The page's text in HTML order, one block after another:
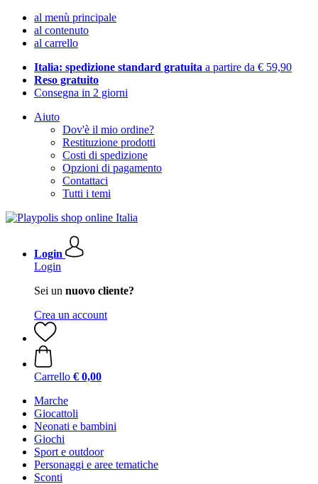
al menù principale
al contenuto
al carrello
Italia: spedizione standard gratuita a partire da € 59,90
Reso gratuito
Consegna in 2 giorni
Aiuto
Dov'è il mio ordine?
Restituzione prodotti
Costi di spedizione
Opzioni di pagamento
Contattaci
Tutti i temi
Login
Login
Sei un nuovo cliente?
Crea un account
Carrello € 0,00
Marche
Giocattoli
Neonati e bambini
Giochi
Sport e outdoor
Personaggi e aree tematiche
Sconti